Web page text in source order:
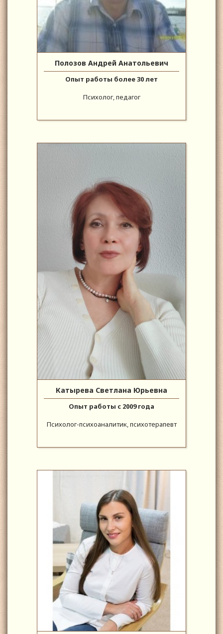
Полозов Андрей Анатольевич
Опыт работы более 30 лет
Психолог, педагог
Катырева Светлана Юрьевна
Опыт работы с 2009 года
Психолог-психоаналитик, психотерапевт